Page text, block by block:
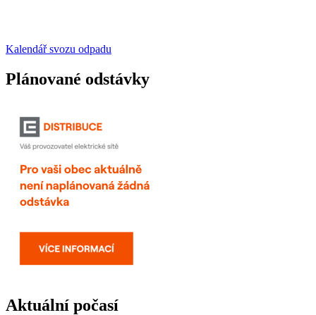
Kalendář svozu odpadu
Plánované odstávky
Aktuální počasí